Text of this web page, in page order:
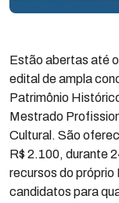
Estão abertas até
edital de ampla
Patrimônio
Mestrado
Cultural. São
R$ 2.100, durante
recursos do próprio
candidatos para